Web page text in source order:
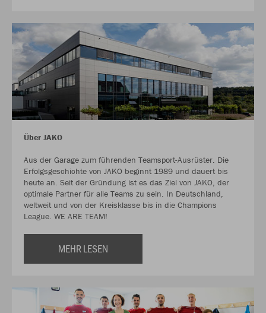
Über JAKO
Aus der Garage zum führenden Teamsport-Ausrüster. Die
Erfolgsgeschichte von JAKO beginnt 1989 und dauert bis
heute an. Seit der Gründung ist es das Ziel von JAKO, der
optimale Partner für alle Teams zu sein. In Deutschland,
weltweit und von der Kreisklasse bis in die Champions
League. WE ARE TEAM!
MEHR LESEN